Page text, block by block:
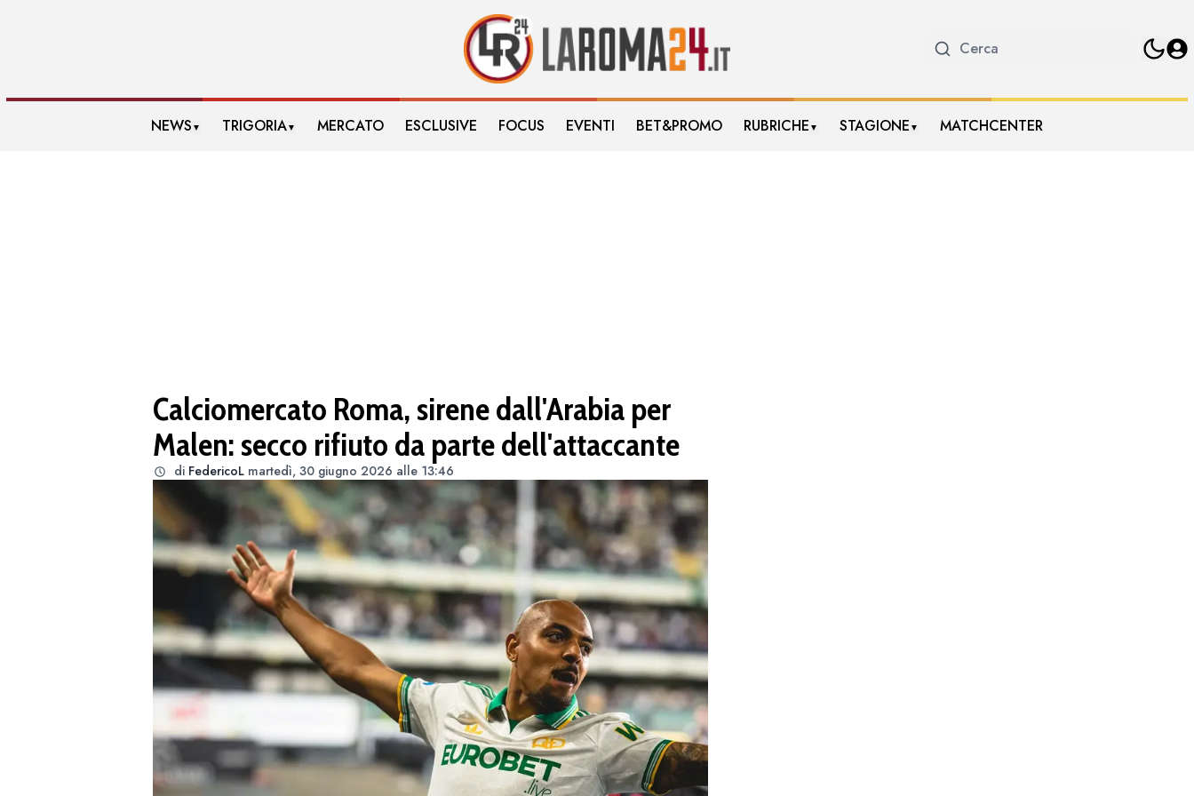
NEWS ▼ TRIGORIA▼ MERCATO ESCLUSIVE FOCUS EVENTI BET&PROMO RUBRICHE ▼ STAGIONE ▼ MATCHCENTER
Calciomercato Roma, sirene dall'Arabia per
Malen: secco rifiuto da parte dell'attaccante
di FedericoL martedì, 30 giugno 2026 alle 13:46